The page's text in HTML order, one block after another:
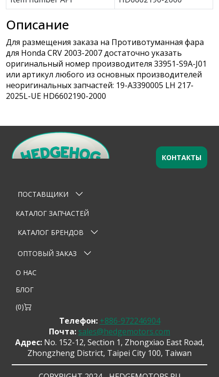
Описание
Для размещения заказа на Противотуманная фара
для Honda CRV 2003-2007 достаточно указать
оригинальный номер производителя 33951-S9A-J01
или артикул любого из основных производителей
неоригинальных запчастей: 19-A3390005 LH 217-
2025L-UE HD6602190-2000
×
Тема
Отправить сообщение
ПОСТАВЩИКИ
КАТАЛОГ ЗАПЧАСТЕЙ
КАТАЛОГ БРЕНДОВ
ОПТОВЫЙ ЗАКАЗ
О НАС
БЛОГ
(0)
КОНТАКТЫ
Телефон: +886-972246904
Почта: sales@hedgemotors.com
Адрес:No. 152-12, Section 1, Zhongxiao East Road,
Zhongzheng District, Taipei City 100, Taiwan